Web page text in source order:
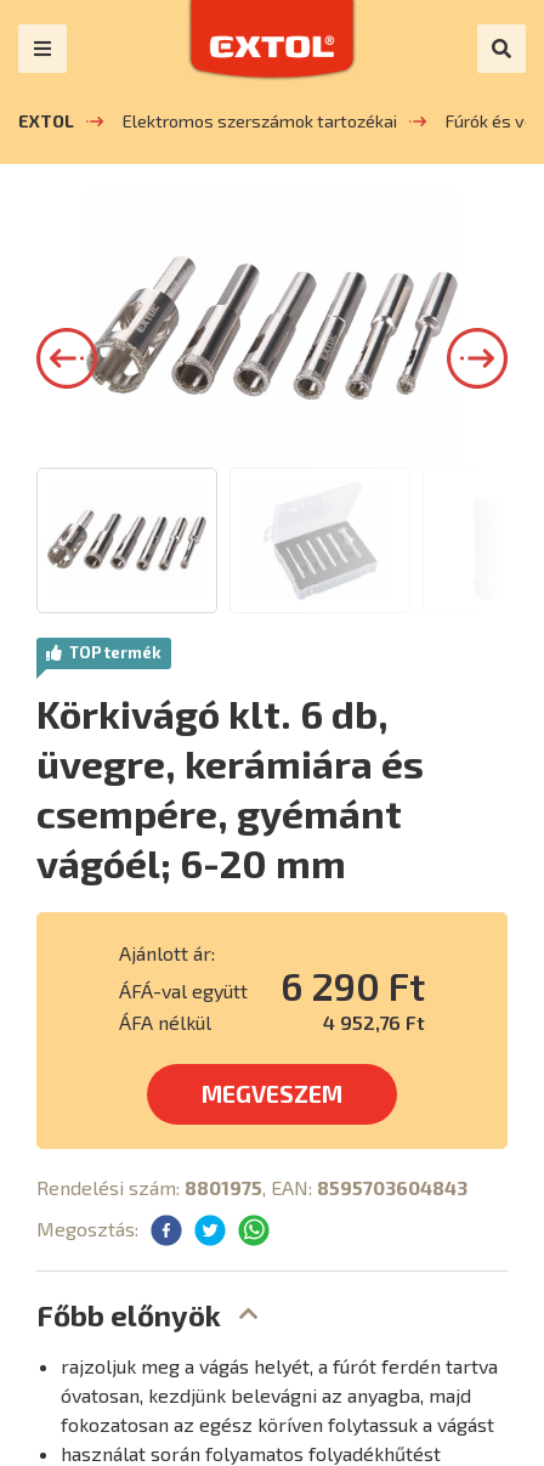
EXTOL Elektromos szerszámok tartozékai Fúrók és
TOP termék
Körkivágó klt. 6 db,
üvegre, kerámiára és
csempére, gyémánt
vágóél; 6-20 mm
Ajánlott ár:
ÁFÁ-val együtt
6 290 Ft
ÁFA nélkül 4 952,76 Ft
MEGVESZEM
Rendelési szám: 8801975 , EAN: 8595703604843
Megosztás:
Főbb előnyök
rajzoljuk meg a vágás helyét, a fúrót ferdén tartva
óvatosan, kezdjünk belevágni az anyagba, majd
fokozatosan az egész köríven folytassuk a vágást
használat során folyamatos folyadékhűtést